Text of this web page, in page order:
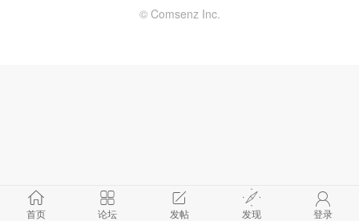
首页 论坛 发帖 发现 登录
© Comsenz Inc.